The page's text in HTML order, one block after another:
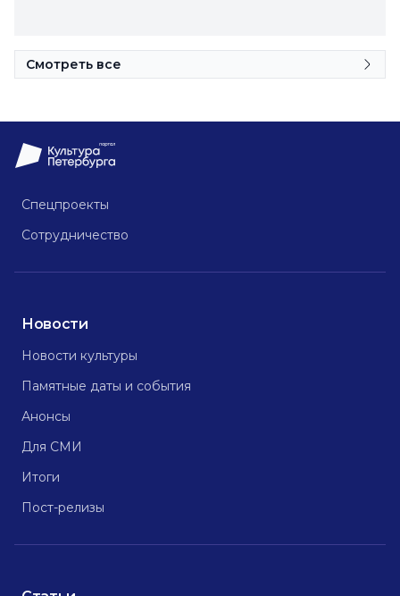
Смотреть все
Спецпроекты
Сотрудничество
Новости
Новости культуры
Памятные даты и события
Анонсы
Для СМИ
Итоги
Пост-релизы